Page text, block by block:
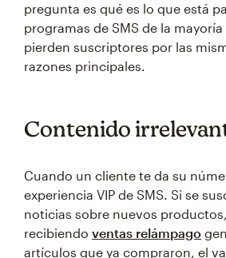
pregunta es qué es lo que está
programas de SMS de la
pierden suscriptores por las
razones principales.
Contenido
Cuando un cliente te da su
experiencia VIP de SMS. Si se
noticias sobre nuevos
recibiendo ventas relámpago
artículos que ya compraron, el